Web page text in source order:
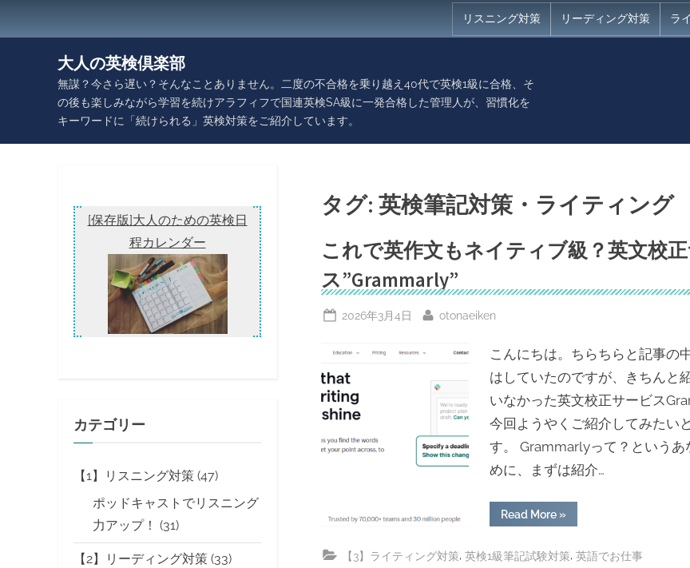
to
リスニング対策 リーディング対策 ラ
大人の英検倶楽部
無謀？今さら遅い？そんなことありません。二度の不合格を乗り越え40代で英検1級に合格、そ
の後も楽しみながら学習を続けアラフィフで国連英検SA級に一発合格した管理人が、習慣化を
キーワードに「続けられる」英検対策をご紹介しています。
タグ: 英検筆記対策・ライティング
これで英作文もネイティブ級？英文校
ス”Grammarly”
Posted
2026年3月4日 By
otonaeiken
こんにちは。ちらちらと記事の
はしていたのですが、きちんと
いなかった英文校正サービス
今回ようやくご紹介してみたい
す。 Grammarlyって？というあ
めに、まずは紹介…
Read More“こ
れ
英
作
»
【3】ライティング対策 英検1級筆記試験対策 英語でお仕事
[保存版]大人のための英検日
程カレンダー
カテゴリー
【1】リスニング対策 (47)
ポッドキャストでリスニング
力アップ！ (31)
【2】リーディング対策 (33)